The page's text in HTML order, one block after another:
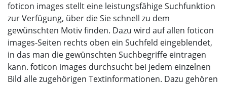
foticon images stellt eine leistungsfähige Suchfunktion
zur Verfügung, über die Sie schnell zu dem
gewünschten Motiv finden. Dazu wird auf allen foticon
images-Seiten rechts oben ein Suchfeld eingeblendet,
in das man die gewünschten Suchbegriffe eintragen
kann. foticon images durchsucht bei jedem einzelnen
Bild alle zugehörigen Textinformationen. Dazu gehören